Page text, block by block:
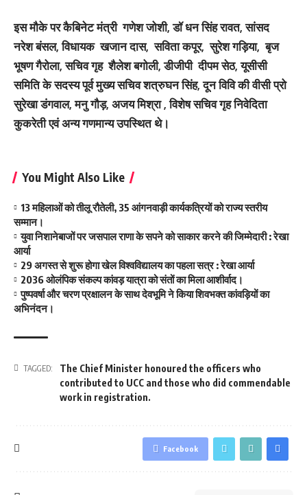
इस मौके पर कैबिनेट मंत्री गणेश जोशी, डॉ धन सिंह रावत, सांसद
नरेश बंसल, विधायक खजान दास, सविता कपूर, सुरेश गड़िया, बृज
भूषण गैरोला, सचिव गृह शैलेश बगोली, डीजीपी दीपम सेठ, यूसीसी
समिति के सदस्य पूर्व मुख्य सचिव शत्रुघन सिंह, दून विवि की वीसी प्रो
सुरेखा डंगवाल, मनु गौड़, अजय मिश्रा , विशेष सचिव गृह निवेदिता
कुकरेती एवं अन्य गणमान्य उपस्थित थे।
You Might Also Like
13 महिलाओं को तीलू रौतेली, 35 आंगनवाड़ी कार्यकत्रियों को राज्य स्तरीय
सम्मान।
युवा निशानेबाजों पर जसपाल राणा के सपने को साकार करने की जिम्मेदारी : रेखा
आर्या
29 अगस्त से शुरू होगा खेल विश्वविद्यालय का पहला सत्र : रेखा आर्या
2036 ओलंपिक संकल्प कांवड़ यात्रा को संतों का मिला आशीर्वाद।
पुष्पवर्षा और चरण प्रक्षालन के साथ देवभूमि ने किया शिवभक्त कांवड़ियों का
अभिनंदन।
TAGGED:
The Chief Minister honoured the officers who
contributed to UCC and those who did commendable
work in registration.
Facebook